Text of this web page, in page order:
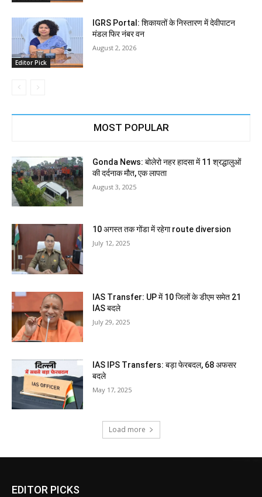
Editor Pick
IGRS Portal: शिकायतों के निस्तारण में देवीपाटन
मंडल फिर नंबर वन
August 2, 2026
MOST POPULAR
Gonda News: बोलेरो नहर हादसा में 11 श्रद्धालुओं
की दर्दनाक मौत, एक लापता
August 3, 2025
10 अगस्त तक गोंडा में रहेगा route diversion
July 12, 2025
IAS Transfer: UP में 10 जिलों के डीएम समेत 21
IAS बदले
July 29, 2025
IAS IPS Transfers: बड़ा फेरबदल, 68 अफसर
बदले
May 17, 2025
Load more
EDITOR PICKS